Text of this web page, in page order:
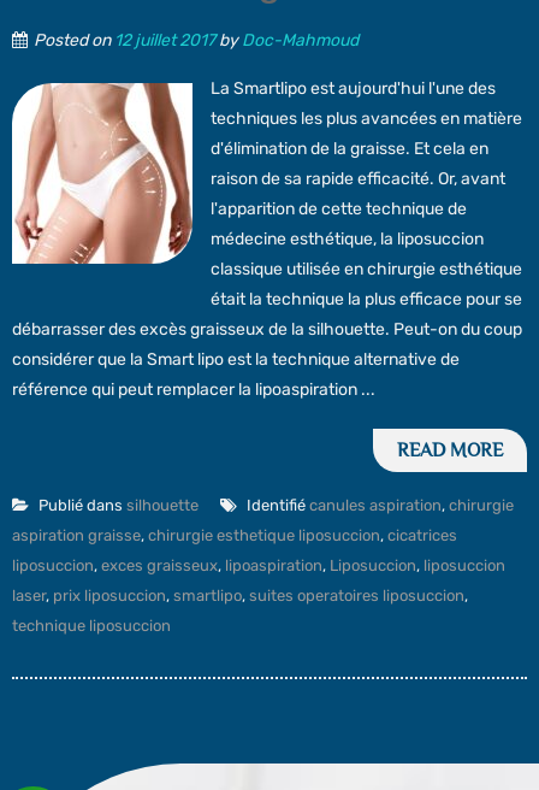
Posted on 12 juillet 2017byDoc-Mahmoud
La Smartlipo est aujourd'hui l'une des
techniques les plus avancées en matière
d'élimination de la graisse. Et cela en
raison de sa rapide efficacité. Or, avant
l'apparition de cette technique de
médecine esthétique, la liposuccion
classique utilisée en chirurgie esthétique
était la technique la plus efficace pour se
débarrasser des excès graisseux de la silhouette. Peut-on du coup
considérer que la Smart lipo est la technique alternative de
référence qui peut remplacer la lipoaspiration ...
READ MORE
Publié dans silhouette Identifié canules aspiration, chirurgie
aspiration graisse, chirurgie esthetique liposuccion, cicatrices
liposuccion, exces graisseux, lipoaspiration, Liposuccion, liposuccion
laser, prix liposuccion, smartlipo, suites operatoires liposuccion,
technique liposuccion